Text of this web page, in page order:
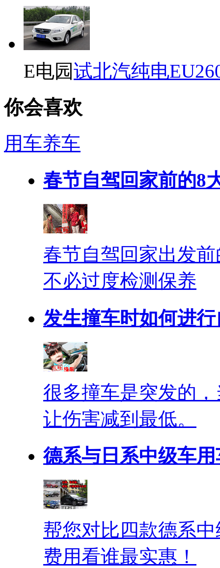
E电园试北汽纯电
你会喜欢
用车养车
春节自驾回家前的8
春节自驾回家出发
不必过度检测保养
发生撞车时如何进
很多撞车是突发的
让伤害减到最低。
德系与日系中级车
帮您对比四款德系
费用看谁最实惠！